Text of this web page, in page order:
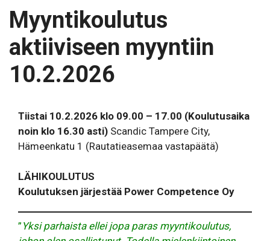
Myyntikoulutus
aktiiviseen myyntiin
10.2.2026
Tiistai 10.2.2026 klo 09.00 – 17.00 (Koulutusaika
noin klo 16.30 asti) Scandic Tampere City,
Hämeenkatu 1 (Rautatieasemaa vastapäätä)
LÄHIKOULUTUS
Koulutuksen järjestää Power Competence Oy
” Yksi parhaista ellei jopa paras myyntikoulutus,